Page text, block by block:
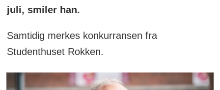
juli, smiler han.
Samtidig merkes konkurransen fra
Studenthuset Rokken.